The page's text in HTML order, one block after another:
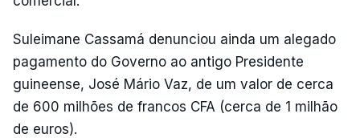
Suleimane Cassamá denunciou ainda um alegado
pagamento do Governo ao antigo Presidente
guineense, José Mário Vaz, de um valor de cerca
de 600 milhões de francos CFA (cerca de 1 milhão
de euros).